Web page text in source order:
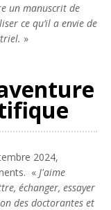
un manuscrit de
ce qu’il a envie de
»
2024,
« J'aime
échanger, essayer
des doctorantes et